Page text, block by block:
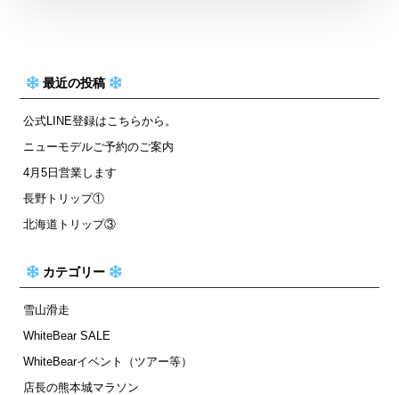
最近の投稿
公式LINE登録はこちらから。
ニューモデルご予約のご案内
4月5日営業します
長野トリップ①
北海道トリップ③
カテゴリー
雪山滑走
WhiteBear SALE
WhiteBearイベント（ツアー等）
店長の熊本城マラソン